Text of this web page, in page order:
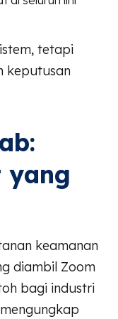
tetapi
keputusan
yang
keamanan
diambil Zoom
bagi industri